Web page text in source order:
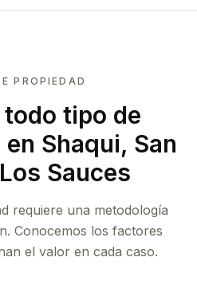
PROPIEDAD
todo tipo de
en Shaqui, San
Sauces
requiere una metodología
Conocemos los factores
el valor en cada caso.